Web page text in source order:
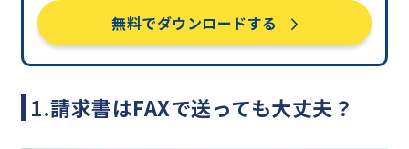
無料でダウンロードする
1.請求書はFAXで送っても大丈夫？